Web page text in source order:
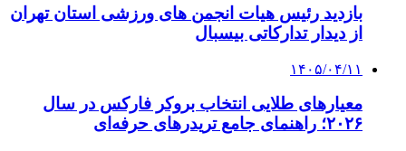
بازدید رئیس هیات انجمن های ورزشی استان تهران
از دیدار تدارکاتی بیسبال
۱۴۰۵/۰۴/۱۱
معیارهای طلایی انتخاب بروکر فارکس در سال
۲۰۲۶؛ راهنمای جامع تریدرهای حرفه‌ای